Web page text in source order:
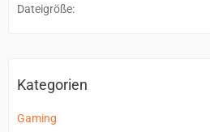
Dateigröße
Kategorien
Gaming